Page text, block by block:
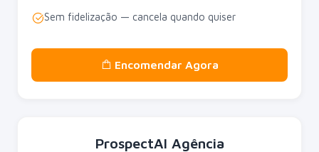
Sem fidelização — cancela quando quiser
Encomendar Agora
ProspectAI Agência